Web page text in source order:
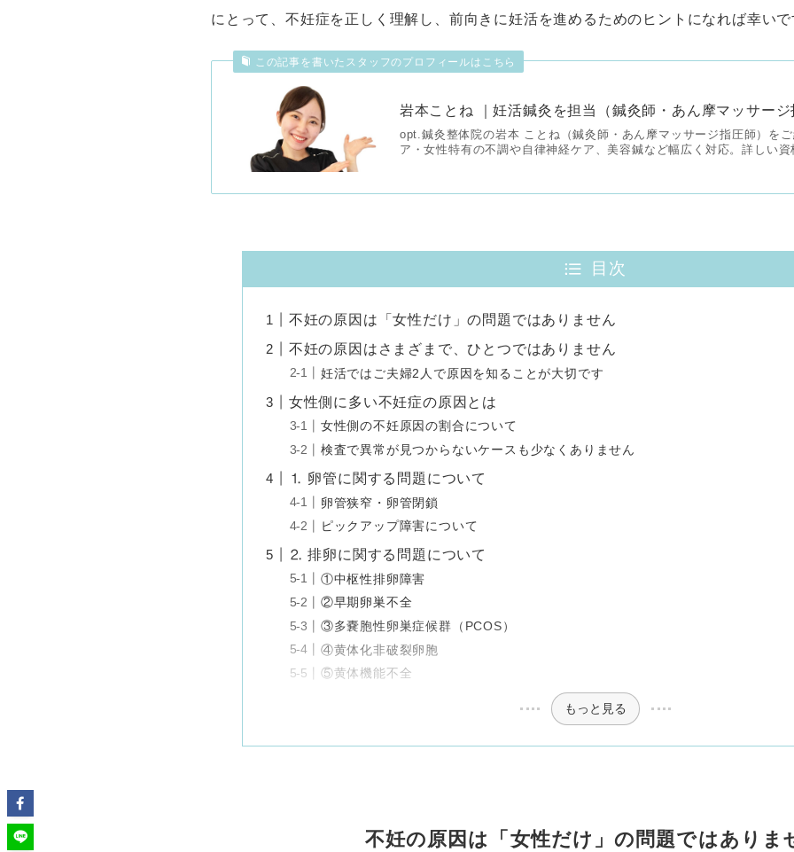
にとって、不妊症を正しく理解し、前向きに妊活を進めるためのヒントになれば幸い
この記事を書いたスタッフのプロフィールはこちら
岩本ことね ｜妊活鍼灸を担当（鍼灸師・あん摩マッサー
opt.鍼灸整体院の岩本 ことね（鍼灸師・あん摩マッサージ指圧師）を
ア・女性特有の不調や自律神経ケア、美容鍼など幅広く対応。詳しい
目次
不妊の原因は「女性だけ」の問題ではありません
不妊の原因はさまざまで、ひとつではありません
妊活ではご夫婦2人で原因を知ることが大切です
女性側に多い不妊症の原因とは
女性側の不妊原因の割合について
検査で異常が見つからないケースも少なくありません
⒈ 卵管に関する問題について
卵管狭窄・卵管閉鎖
ピックアップ障害について
⒉ 排卵に関する問題について
①中枢性排卵障害
②早期卵巣不全
③多嚢胞性卵巣症候群（PCOS）
④黄体化非破裂卵胞
⑤黄体機能不全
もっと見る
不妊の原因は「女性だけ」の問題ではありま